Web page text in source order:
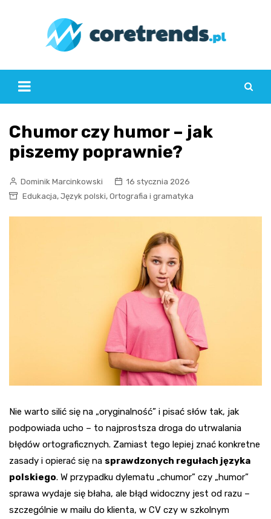
Chumor czy humor – jak
piszemy poprawnie?
Dominik Marcinkowski
16 stycznia 2026
Edukacja, Język polski, Ortografia i gramatyka
Nie warto silić się na „oryginalność” i pisać słów tak, jak
podpowiada ucho – to najprostsza droga do utrwalania
błędów ortograficznych. Zamiast tego lepiej znać konkretne
zasady i opierać się na sprawdzonych regułach języka
polskiego. W przypadku dylematu „chumor” czy „humor”
sprawa wydaje się błaha, ale błąd widoczny jest od razu –
szczególnie w mailu do klienta, w CV czy w szkolnym